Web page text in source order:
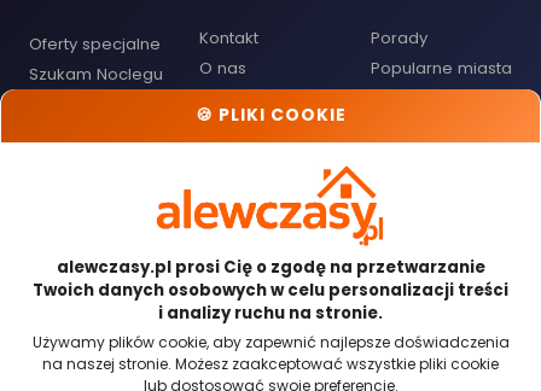
Oferty specjalne
Szukam Noclegu
Kontakt
O nas
Prywatności
Porady
Popularne miasta
Płatności obsługiwane przez:
🍪 PLIKI COOKIE
alewczasy.pl prosi Cię o zgodę na przetwarzanie
Twoich danych osobowych w celu personalizacji treści
i analizy ruchu na stronie.
Używamy plików cookie, aby zapewnić najlepsze doświadczenia
na naszej stronie. Możesz zaakceptować wszystkie pliki cookie
lub dostosować swoje preferencje.